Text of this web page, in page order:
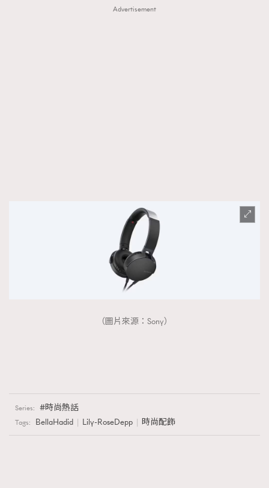
Advertisement
（圖片來源：Sony）
Series: 時尚熱話
Tags: BellaHadid Lily-RoseDepp 時尚配飾